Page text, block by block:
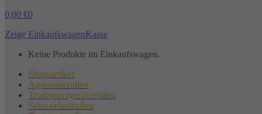
0,00 €0
Zeige EinkaufswagenKasse
Keine Produkte im Einkaufswagen.
Shopartikel
Apparaterollen
Transportgeräterollen
Schwerlastrollen